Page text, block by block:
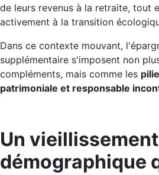
de leurs revenus à la retraite, tout
activement à la transition
Dans ce contexte mouvant,
supplémentaire s'imposent non
compléments, mais comme les
patrimoniale et responsable
Un vieillissement
démographique